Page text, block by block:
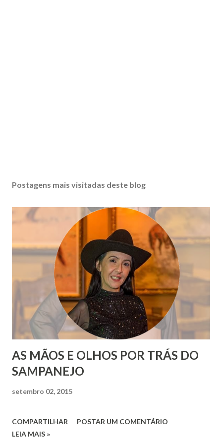
Postagens mais visitadas deste blog
AS MÃOS E OLHOS POR TRÁS DO
SAMPANEJO
setembro 02, 2015
COMPARTILHAR
POSTAR UM COMENTÁRIO
LEIA MAIS »